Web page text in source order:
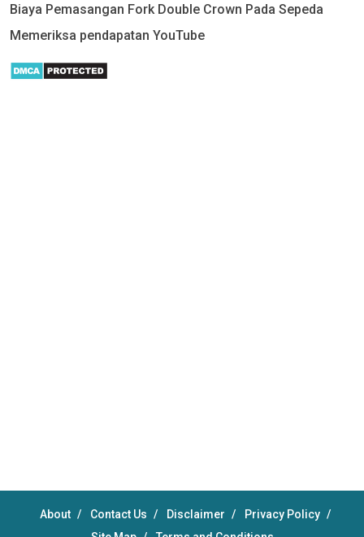
Biaya Pemasangan Fork Double Crown Pada Sepeda
Memeriksa pendapatan YouTube
About Contact Us Disclaimer
Privacy Policy